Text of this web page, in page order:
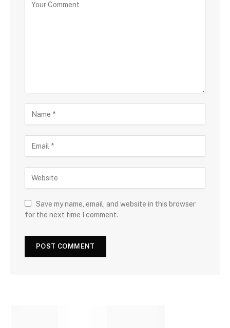
Save my name, email, and website in this browser
for the next time I comment.